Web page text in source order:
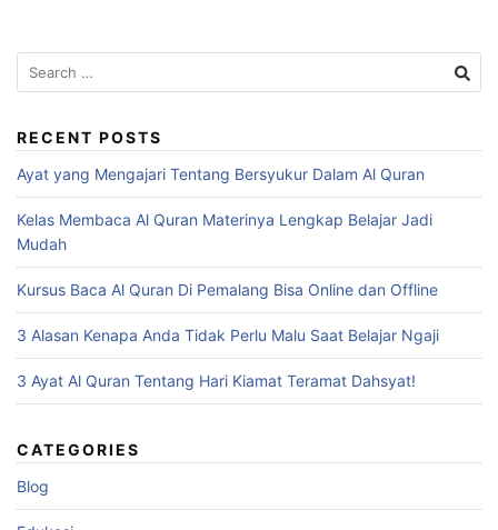
Search
for:
RECENT POSTS
Ayat yang Mengajari Tentang Bersyukur Dalam Al Quran
Kelas Membaca Al Quran Materinya Lengkap Belajar Jadi
Mudah
Kursus Baca Al Quran Di Pemalang Bisa Online dan Offline
3 Alasan Kenapa Anda Tidak Perlu Malu Saat Belajar Ngaji
3 Ayat Al Quran Tentang Hari Kiamat Teramat Dahsyat!
CATEGORIES
Blog